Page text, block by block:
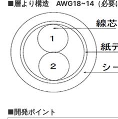
■層より構造 AWG18~14（必要
■開発ポイント